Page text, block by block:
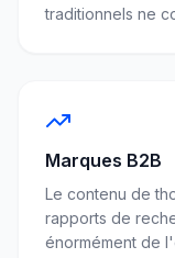
traditionnels ne
Marques B2B
Le contenu de
rapports de
énormément de